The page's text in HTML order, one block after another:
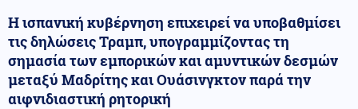
Η ισπανική κυβέρνηση επιχειρεί να υποβαθμίσει
τις δηλώσεις Τραμπ, υπογραμμίζοντας τη
σημασία των εμπορικών και αμυντικών δεσμών
μεταξύ Μαδρίτης και Ουάσινγκτον παρά την
αιφνιδιαστική ρητορική